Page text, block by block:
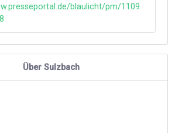
blaulicht/pm/1109
Über Sulzbach